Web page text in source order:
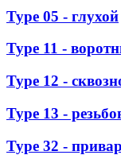
Type 05 - глухой
Type 11 -
Type 12 -
Type 13 -
Type 32 -